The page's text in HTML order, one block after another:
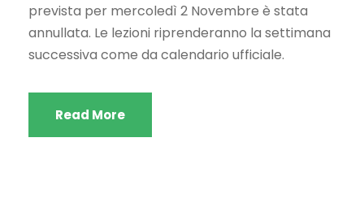
prevista per mercoledì 2 Novembre è stata
annullata. Le lezioni riprenderanno la settimana
successiva come da calendario ufficiale.
Read More